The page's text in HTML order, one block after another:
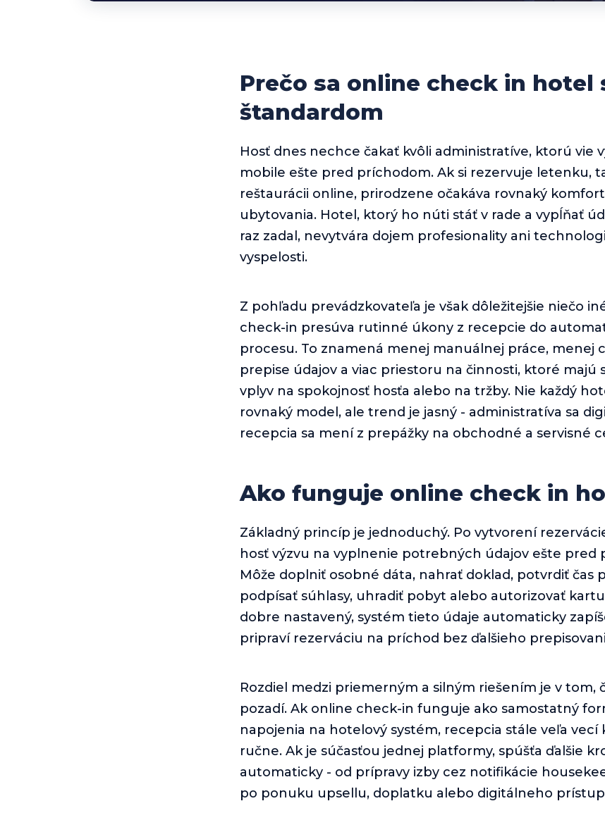
Prečo sa online check in hotel
štandardom
Hosť dnes nechce čakať kvôli administratíve, ktorú vie
mobile ešte pred príchodom. Ak si rezervuje letenku,
reštaurácii online, prirodzene očakáva rovnaký komfort
ubytovania. Hotel, ktorý ho núti stáť v rade a vypĺňať
raz zadal, nevytvára dojem profesionality ani
vyspelosti.
Z pohľadu prevádzkovateľa je však dôležitejšie niečo
check-in presúva rutinné úkony z recepcie do
procesu. To znamená menej manuálnej práce, menej
prepise údajov a viac priestoru na činnosti, ktoré majú
vplyv na spokojnosť hosťa alebo na tržby. Nie každý
rovnaký model, ale trend je jasný - administratíva sa
recepcia sa mení z prepážky na obchodné a servisné
Ako funguje online check in
Základný princíp je jednoduchý. Po vytvorení
hosť výzvu na vyplnenie potrebných údajov ešte pred
Môže doplniť osobné dáta, nahrať doklad, potvrdiť čas
podpísať súhlasy, uhradiť pobyt alebo autorizovať
dobre nastavený, systém tieto údaje automaticky
pripraví rezerváciu na príchod bez ďalšieho
Rozdiel medzi priemerným a silným riešením je v tom,
pozadí. Ak online check-in funguje ako samostatný
napojenia na hotelový systém, recepcia stále veľa
ručne. Ak je súčasťou jednej platformy, spúšťa ďalšie
automaticky - od prípravy izby cez notifikácie
po ponuku upsellu, doplatku alebo digitálneho